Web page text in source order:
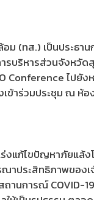
(ทส.) เป็นประธ
บริหารส่วนจังห
ไป
ร่วมประชุม ณ ห้อ
แก้ไขปัญหาภัยแล้
ประสิทธิภาพขอ
นการณ์ COVID-